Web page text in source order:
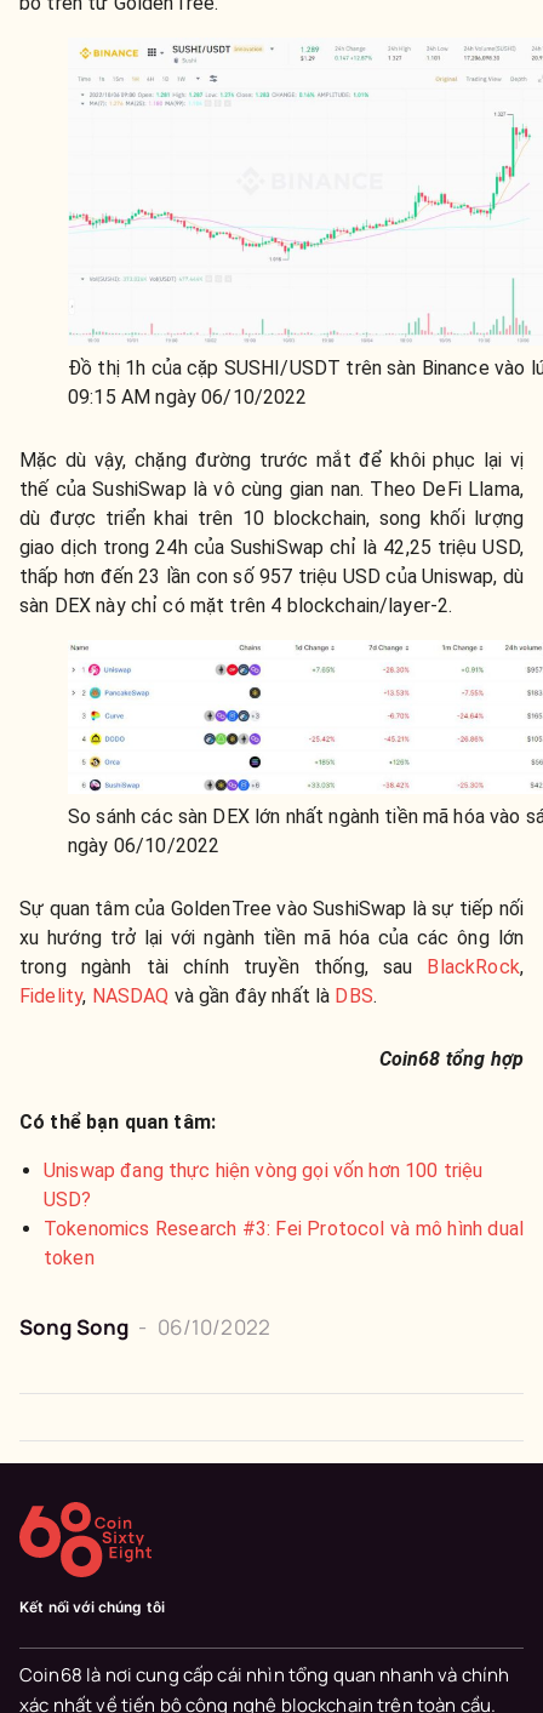
Đồ thị 1h của cặp SUSHI/USDT trên sàn Binance vào
09:15 AM ngày 06/10/2022
Mặc dù vậy, chặng đường trước mắt để khôi phục lại vị
thế của SushiSwap là vô cùng gian nan. Theo DeFi Llama,
dù được triển khai trên 10 blockchain, song khối lượng
giao dịch trong 24h của SushiSwap chỉ là 42,25 triệu USD,
thấp hơn đến 23 lần con số 957 triệu USD của Uniswap, dù
sàn DEX này chỉ có mặt trên 4 blockchain/layer-2.
So sánh các sàn DEX lớn nhất ngành tiền mã hóa vào
ngày 06/10/2022
Sự quan tâm của GoldenTree vào SushiSwap là sự tiếp nối
xu hướng trở lại với ngành tiền mã hóa của các ông lớn
trong ngành tài chính truyền thống, sau
BlackRock,
Fidelity, NASDAQ và gần đây nhất là DBS.
Coin68 tổng hợp
Có thể bạn quan tâm:
Uniswap đang thực hiện vòng gọi vốn hơn 100 triệu
USD?
Tokenomics Research #3: Fei Protocol và mô hình dual
token
Song Song - 06/10/2022
Kết nối với chúng tôi
Coin68 là nơi cung cấp cái nhìn tổng quan nhanh và chính
xác nhất về tiến bộ công nghệ blockchain trên toàn cầu.